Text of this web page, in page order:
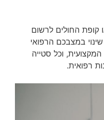
קופת החולים לרשום
במצבכם הרפואי
וכל סטייה
רפואית.